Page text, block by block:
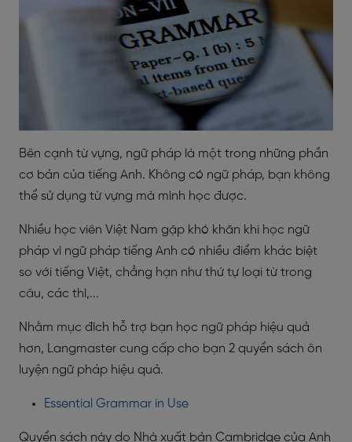
Bên cạnh từ vựng, ngữ pháp là một trong những phần
cơ bản của tiếng Anh. Không có ngữ pháp, bạn không
thể sử dụng từ vựng mà mình học được.
Nhiều học viên Việt Nam gặp khó khăn khi học ngữ
pháp vì ngữ pháp tiếng Anh có nhiều điểm khác biệt
so với tiếng Việt, chẳng hạn như thứ tự loại từ trong
câu, các thì,...
Nhằm mục đích hỗ trợ bạn học ngữ pháp hiệu quả
hơn, Langmaster cung cấp cho bạn 2 quyển sách ôn
luyện ngữ pháp hiệu quả.
Essential Grammar in Use
Quyển sách này do Nhà xuất bản Cambridge của Anh